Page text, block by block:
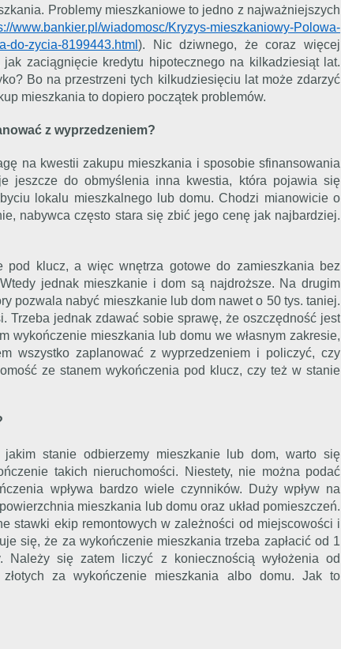
Problemy mieszkaniowe to jedno z najważniejszych
www.bankier.pl/wiadomosc/Kryzys-mieszkaniowy-Polowa-
do-zycia-8199443.html ). Nic dziwnego, że coraz więcej
zaciągnięcie kredytu hipotecznego na kilkadziesiąt lat.
Bo na przestrzeni tych kilkudziesięciu lat może zdarzyć
mieszkania to dopiero początek problemów.
z wyprzedzeniem?
na kwestii zakupu mieszkania i sposobie sfinansowania
jeszcze do obmyślenia inna kwestia, która pojawia się
lokalu mieszkalnego lub domu. Chodzi mianowicie o
nabywca często stara się zbić jego cenę jak najbardziej.
pod klucz, a więc wnętrza gotowe do zamieszkania bez
jednak mieszkanie i dom są najdroższe. Na drugim
pozwala nabyć mieszkanie lub dom nawet o 50 tys. taniej.
Trzeba jednak zdawać sobie sprawę, że oszczędność jest
wykończenie mieszkania lub domu we własnym zakresie,
wszystko zaplanować z wyprzedzeniem i policzyć, czy
ze stanem wykończenia pod klucz, czy też w stanie
stanie odbierzemy mieszkanie lub dom, warto się
takich nieruchomości. Niestety, nie można podać
wpływa bardzo wiele czynników. Duży wpływ na
mieszkania lub domu oraz układ pomieszczeń.
stawki ekip remontowych w zależności od miejscowości i
się, że za wykończenie mieszkania trzeba zapłacić od 1
się zatem liczyć z koniecznością wyłożenia od
za wykończenie mieszkania albo domu. Jak to